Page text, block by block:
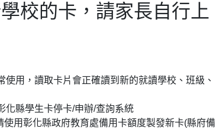
校的卡，請家長自行上
用，讀取卡片會正確讀到新的就讀學校、班級、
化縣學生卡停卡/申辦/查詢系統
使用彰化縣政府教育處備用卡額度製發新卡(縣府備